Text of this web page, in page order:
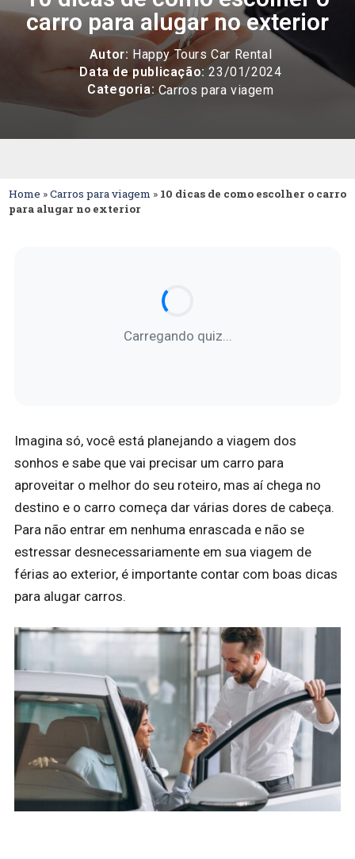
carro para alugar no exterior
Autor: Happy Tours Car Rental
Data de publicação:23/01/2024
Categoria: Carros para viagem
Home »Carros para viagem » 10 dicas de como escolher o carro
para alugar no exterior
Carregando quiz...
Imagina só, você está planejando a viagem dos
sonhos e sabe que vai precisar um carro para
aproveitar o melhor do seu roteiro, mas aí chega no
destino e o carro começa dar várias dores de cabeça.
Para não entrar em nenhuma enrascada e não se
estressar desnecessariamente em sua viagem de
férias ao exterior, é importante contar com boas dicas
para alugar carros.